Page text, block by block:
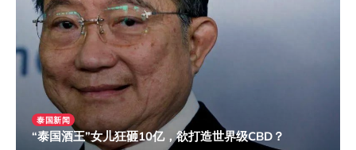
泰国新闻
“泰国酒王”女儿狂砸10亿，欲打造世界级CBD？